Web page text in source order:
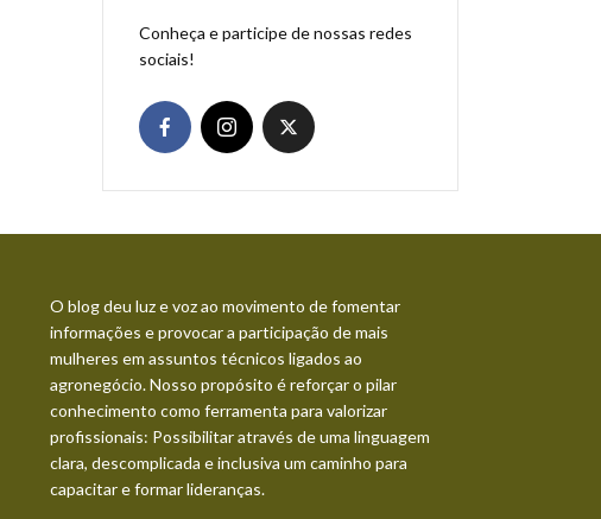
Conheça e participe de nossas redes
sociais!
O blog deu luz e voz ao movimento de fomentar
informações e provocar a participação de mais
mulheres em assuntos técnicos ligados ao
agronegócio. Nosso propósito é reforçar o pilar
conhecimento como ferramenta para valorizar
profissionais: Possibilitar através de uma linguagem
clara, descomplicada e inclusiva um caminho para
capacitar e formar lideranças.